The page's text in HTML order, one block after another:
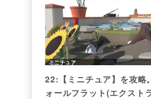
22:【ミニチュア】を攻略
ォールフラット(エクスト